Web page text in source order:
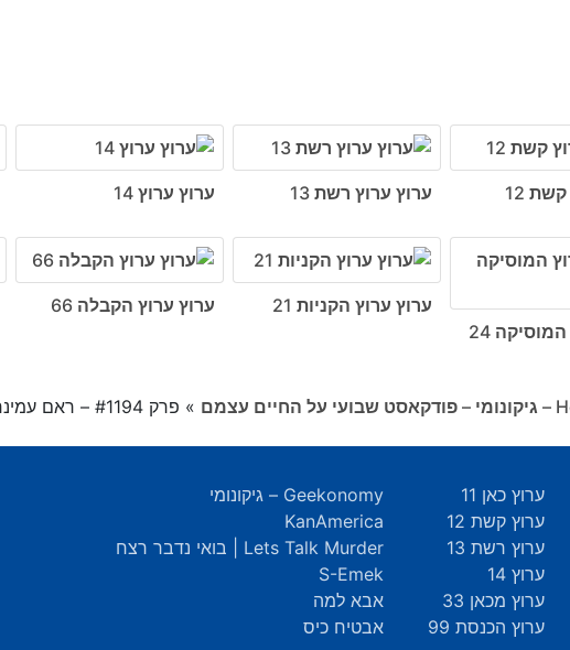
12 ערוץ ערוץ רשת 13 ערוץ ערוץ 14
24
ערוץ ערוץ הקניות 21 ערוץ ערוץ הקבלה 66
» פרק #1194 – ראם עמינח ותקציב צה״ל
ערוץ כאן 11
ערוץ קשת 12
ערוץ רשת 13
ערוץ 14
ערוץ מכאן 33
ערוץ הכנסת 99
Geekonomy – גיקונומי
KanAmerica
Lets Talk Murder | בואי נדבר רצח
S-Emek
אבא למה
אבטיח כיס